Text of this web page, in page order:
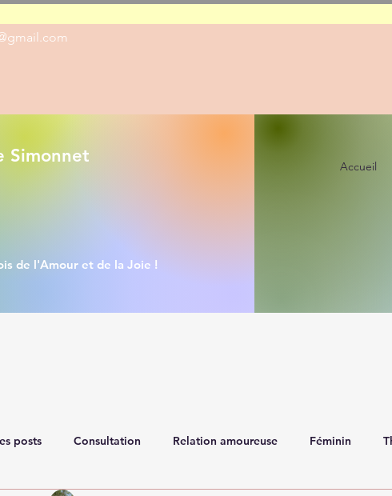
Simonnet
de l'Amour et de la Joie !
Accueil
posts Consultation Relation amoureuse Féminin